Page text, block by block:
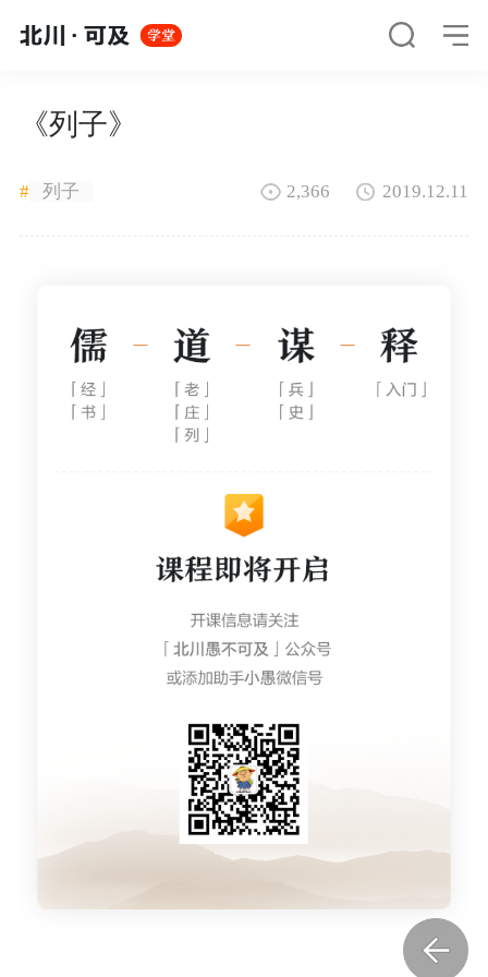
《列子》
# 列子 2,366 2019.12.11